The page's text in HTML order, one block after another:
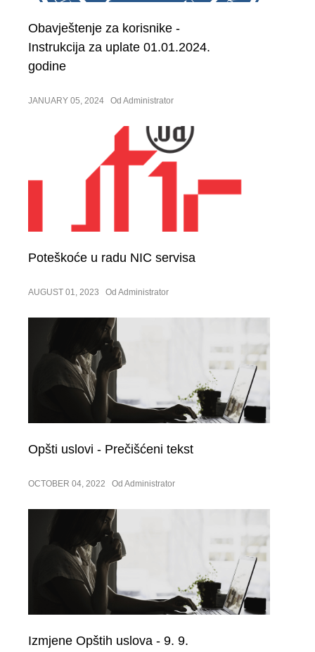
Obavještenje za korisnike -
Instrukcija za uplate 01.01.2024.
godine
JANUARY 05, 2024 Od Administrator
Poteškoće u radu NIC servisa
AUGUST 01, 2023 Od Administrator
Opšti uslovi - Prečišćeni tekst
OCTOBER 04, 2022 Od Administrator
Izmjene Opštih uslova - 9. 9.